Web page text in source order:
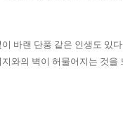
바랜 단풍 같은 인생도 있다
와의 벽이 허물어지는 것을